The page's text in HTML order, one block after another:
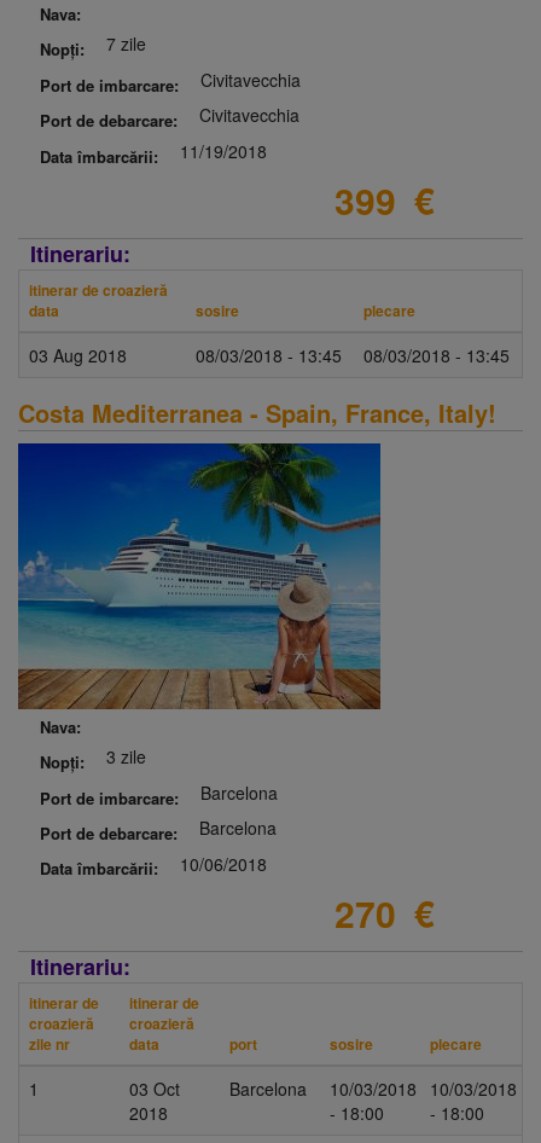
Nava:
Nopți:
7 zile
Port de imbarcare: Civitavecchia
Port de debarcare: Civitavecchia
Data îmbarcării: 11/19/2018
399 €
Itinerariu:
itinerar de croazieră
data
sosire plecare
03 Aug 2018 08/03/2018 - 13:45 08/03/2018 - 13:45
Costa Mediterranea - Spain, France, Italy!
Nava:
Nopți:
3 zile
Port de imbarcare: Barcelona
Port de debarcare: Barcelona
Data îmbarcării: 10/06/2018
270 €
Itinerariu:
itinerar de
croazieră
zile nr
itinerar de
croazieră
data
port sosire plecare
1
03 Oct
2018
Barcelona
10/03/2018
- 18:00
10/03/2018
- 18:00